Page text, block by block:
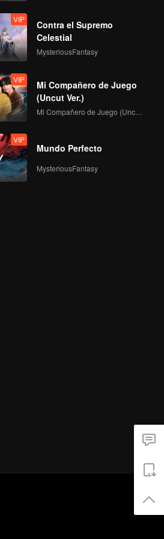
VIP
Contra el Supremo
Celestial
MysteriousFantasy
VIP
Mi Compañero de Juego
(Uncut Ver.)
Mi Compañero de Juego (Uncut Ver.)
VIP
Mundo Perfecto
MysteriousFantasy